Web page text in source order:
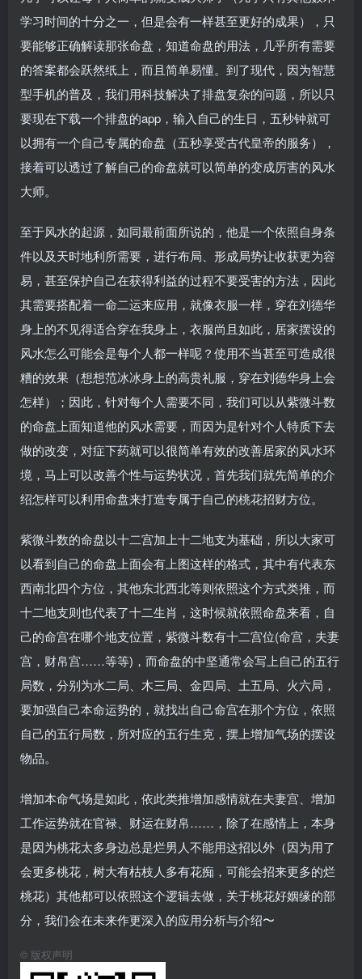
学习时间的十分之一，但是会有一样甚至更好的成果），只
要能够正确解读那张命盘，知道命盘的用法，几乎所有需要
的答案都会跃然纸上，而且简单易懂。到了现代，因为智慧
型手机的普及，我们用科技解决了排盘复杂的问题，所以只
要现在下载一个排盘的app，输入自己的生日，五秒钟就可
以拥有一个自己专属的命盘（五秒享受古代皇帝的服务），
接着可以透过了解自己的命盘就可以简单的变成厉害的风水
大师。
至于风水的起源，如同最前面所说的，他是一个依照自身条
件以及天时地利所需要，进行布局、形成局势让收获更为容
易，甚至保护自己在获得利益的过程不要受害的方法，因此
其需要搭配着一命二运来应用，就像衣服一样，穿在刘德华
身上的不见得适合穿在我身上，衣服尚且如此，居家摆设的
风水怎么可能会是每个人都一样呢？使用不当甚至可造成很
糟的效果（想想范冰冰身上的高贵礼服，穿在刘德华身上会
怎样）；因此，针对每个人需要不同，我们可以从紫微斗数
的命盘上面知道他的风水需要，而因为是针对个人特质下去
做的改变，对症下药就可以很简单有效的改善居家的风水环
境，马上可以改善个性与运势状况，首先我们就先简单的介
绍怎样可以利用命盘来打造专属于自己的桃花招财方位。
紫微斗数的命盘以十二宫加上十二地支为基础，所以大家可
以看到自己的命盘上面会有上图这样的格式，其中有代表东
西南北四个方位，其他东北西北等则依照这个方式类推，而
十二地支则也代表了十二生肖，这时候就依照命盘来看，自
己的命宫在哪个地支位置，紫微斗数有十二宫位(命宫，夫妻
宫，财帛宫……等等)，而命盘的中坚通常会写上自己的五行
局数，分别为水二局、木三局、金四局、土五局、火六局，
要加强自己本命运势的，就找出自己命宫在那个方位，依照
自己的五行局数，所对应的五行生克，摆上增加气场的摆设
物品。
增加本命气场是如此，依此类推增加感情就在夫妻宫、增加
工作运势就在官禄、财运在财帛……，除了在感情上，本身
是因为桃花太多身边总是烂男人不能用这招以外（因为用了
会更多桃花，树大有枯枝人多有花痴，可能会招来更多的烂
桃花）其他都可以依照这个逻辑去做，关于桃花好姻缘的部
分，我们会在未来作更深入的应用分析与介绍〜
© 版权声明